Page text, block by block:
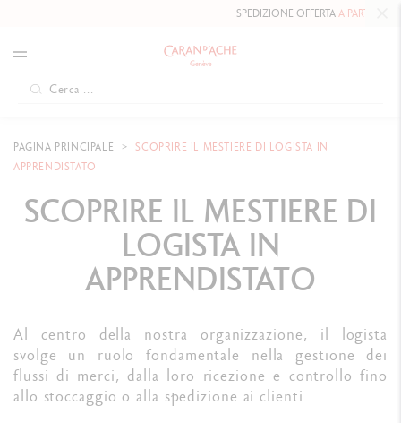
SPEDIZIONE OFFERTAA PARTIRE DA
PAGINA PRINCIPALE
SCOPRIRE IL MESTIERE DI LOGISTA IN
APPRENDISTATO
SCOPRIRE IL MESTIERE DI
LOGISTA IN
APPRENDISTATO
Al centro della nostra organizzazione, il logista
svolge un ruolo fondamentale nella gestione dei
flussi di merci, dalla loro ricezione e controllo fino
allo stoccaggio o alla spedizione ai clienti.